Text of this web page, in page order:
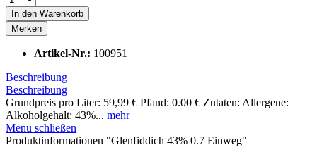
In den Warenkorb
Merken
Artikel-Nr.: 100951
Beschreibung
Beschreibung
Grundpreis pro Liter: 59,99 € Pfand: 0.00 € Zutaten: Allergene:
Alkoholgehalt: 43%... mehr
Menü schließen
Produktinformationen "Glenfiddich 43% 0.7 Einweg"